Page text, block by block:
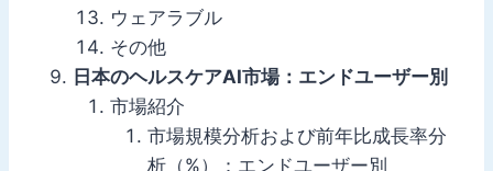
ウェアラブル
その他
日本のヘルスケアAI市場：エンドユーザー別
市場紹介
市場規模分析および前年比成長率分
析（%）：エンドユーザー別